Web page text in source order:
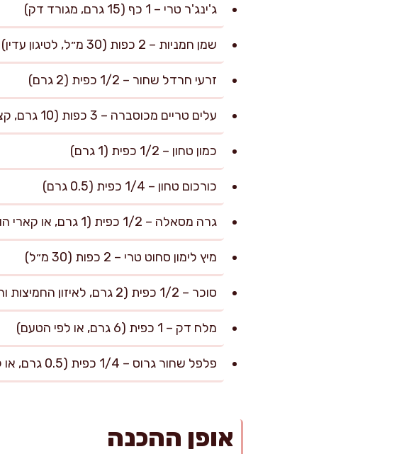
ג'ינג'ר טרי – 1 כף (15 גרם, מגורד דק)
שמן חמניות – 2 כפות (30 מ״ל, לטיגון עדין)
זרעי חרדל שחור – 1/2 כפית (2 גרם)
עלים טריים מכוסברה – 3 כפות (10 גרם, קצוצים דק)
כמון טחון – 1/2 כפית (1 גרם)
כורכום טחון – 1/4 כפית (0.5 גרם)
גרה מסאלה – 1/2 כפית (1 גרם, או קארי הודי עדין למי שמעדיף)
מיץ לימון סחוט טרי – 2 כפות (30 מ״ל)
סוכר – 1/2 כפית (2 גרם, לאיזון החמיצות והחריפות)
מלח דק – 1 כפית (6 גרם, או לפי הטעם)
פלפל שחור גרוס – 1/4 כפית (0.5 גרם, או לפי הטעם)
אופן ההכנה